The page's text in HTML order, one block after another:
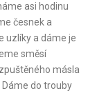
asi hodinu
česnek a
uzlíky a dáme je
směsí
másla
do trouby